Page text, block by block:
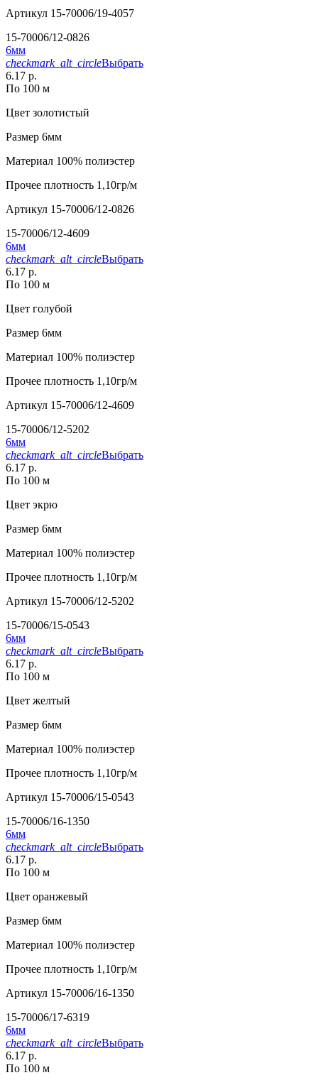
Артикул 15-70006/19-4057
15-70006/12-0826
6мм
checkmark_alt_circleВыбрать
6.17 р.
По 100 м
Цвет золотистый
Размер 6мм
Материал 100% полиэстер
Прочее плотность 1,10гр/м
Артикул 15-70006/12-0826
15-70006/12-4609
6мм
checkmark_alt_circleВыбрать
6.17 р.
По 100 м
Цвет голубой
Размер 6мм
Материал 100% полиэстер
Прочее плотность 1,10гр/м
Артикул 15-70006/12-4609
15-70006/12-5202
6мм
checkmark_alt_circleВыбрать
6.17 р.
По 100 м
Цвет экрю
Размер 6мм
Материал 100% полиэстер
Прочее плотность 1,10гр/м
Артикул 15-70006/12-5202
15-70006/15-0543
6мм
checkmark_alt_circleВыбрать
6.17 р.
По 100 м
Цвет желтый
Размер 6мм
Материал 100% полиэстер
Прочее плотность 1,10гр/м
Артикул 15-70006/15-0543
15-70006/16-1350
6мм
checkmark_alt_circleВыбрать
6.17 р.
По 100 м
Цвет оранжевый
Размер 6мм
Материал 100% полиэстер
Прочее плотность 1,10гр/м
Артикул 15-70006/16-1350
15-70006/17-6319
6мм
checkmark_alt_circleВыбрать
6.17 р.
По 100 м